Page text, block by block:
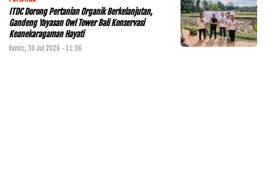
ITDC Dorong Pertanian Organik Berkelanjutan,
Gandeng Yayasan Owl Tower Bali Konservasi
Keanekaragaman Hayati
Kamis, 30 Jul 2026 - 11:06